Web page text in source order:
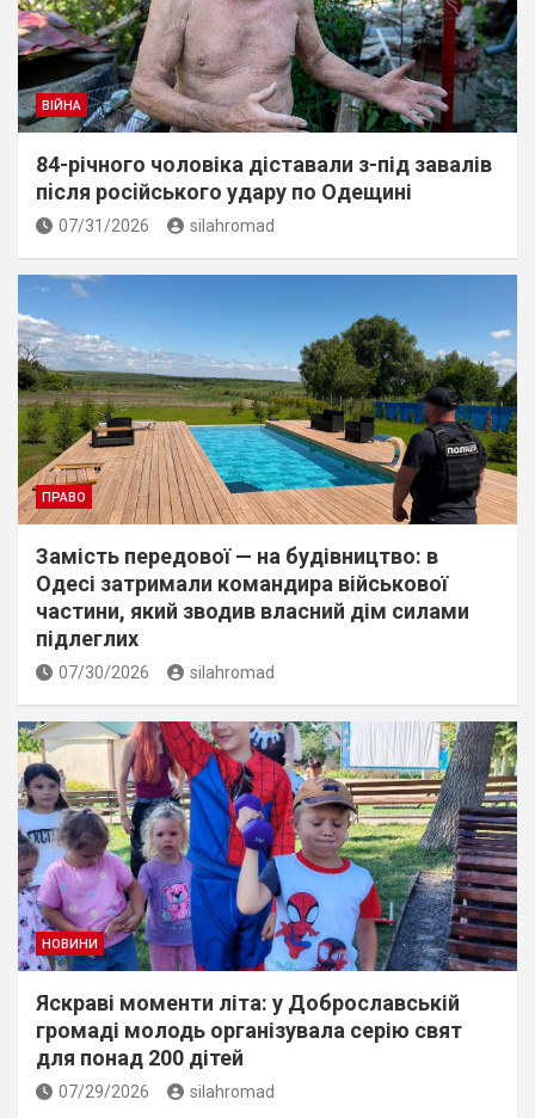
ВІЙНА
84-річного чоловіка діставали з-під завалів
пiсля росiйського удару по Одещині
07/31/2026 silahromad
ПРАВО
Замість передової — на будівництво: в
Одесі затримали командира військової
частини, який зводив власний дім силами
підлеглих
07/30/2026 silahromad
НОВИНИ
Яскраві моменти літа: у Доброславській
громаді молодь організувала серію свят
для понад 200 дітей
07/29/2026 silahromad